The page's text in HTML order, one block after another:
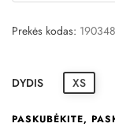
Prekės kodas:
DYDIS XS
PASKUBĖKITE,